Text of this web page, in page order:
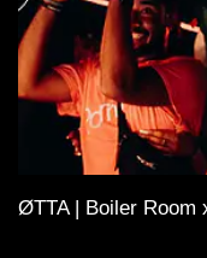
ØTTA | Boiler Room